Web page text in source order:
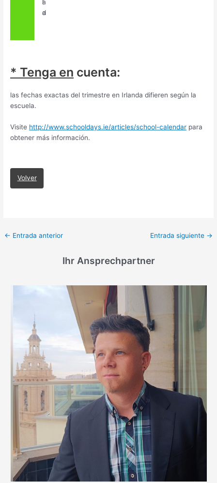
a
d
l
a
* Tenga en cuenta:
las fechas exactas del trimestre en Irlanda difieren según la
escuela.
Visite http://www.schooldays.ie/articles/school-calendar para
obtener más información.
Volver
← Entrada anterior Entrada siguiente →
Ihr Ansprechpartner